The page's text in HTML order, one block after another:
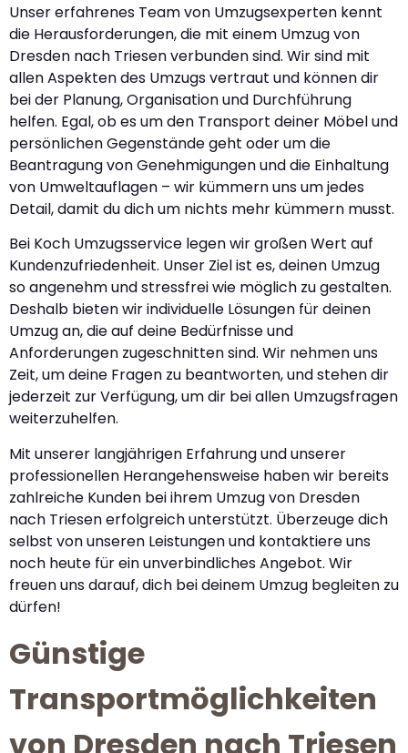
Unser erfahrenes Team von Umzugsexperten kennt
die Herausforderungen, die mit einem Umzug von
Dresden nach Triesen verbunden sind. Wir sind mit
allen Aspekten des Umzugs vertraut und können dir
bei der Planung, Organisation und Durchführung
helfen. Egal, ob es um den Transport deiner Möbel und
persönlichen Gegenstände geht oder um die
Beantragung von Genehmigungen und die Einhaltung
von Umweltauflagen – wir kümmern uns um jedes
Detail, damit du dich um nichts mehr kümmern musst.
Bei Koch Umzugsservice legen wir großen Wert auf
Kundenzufriedenheit. Unser Ziel ist es, deinen Umzug
so angenehm und stressfrei wie möglich zu gestalten.
Deshalb bieten wir individuelle Lösungen für deinen
Umzug an, die auf deine Bedürfnisse und
Anforderungen zugeschnitten sind. Wir nehmen uns
Zeit, um deine Fragen zu beantworten, und stehen dir
jederzeit zur Verfügung, um dir bei allen Umzugsfragen
weiterzuhelfen.
Mit unserer langjährigen Erfahrung und unserer
professionellen Herangehensweise haben wir bereits
zahlreiche Kunden bei ihrem Umzug von Dresden
nach Triesen erfolgreich unterstützt. Überzeuge dich
selbst von unseren Leistungen und kontaktiere uns
noch heute für ein unverbindliches Angebot. Wir
freuen uns darauf, dich bei deinem Umzug begleiten zu
dürfen!
Günstige
Transportmöglichkeiten
von Dresden nach Triesen